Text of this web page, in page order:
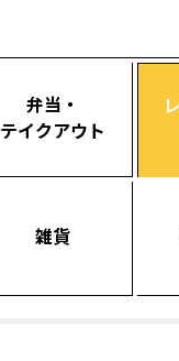
弁当・
テイクアウト
雑貨